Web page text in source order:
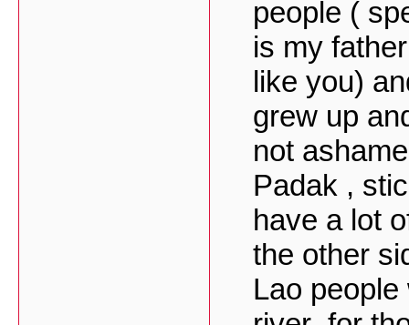
people (
is my
like you)
grew up
not
Padak ,
have a lot
the other
Lao